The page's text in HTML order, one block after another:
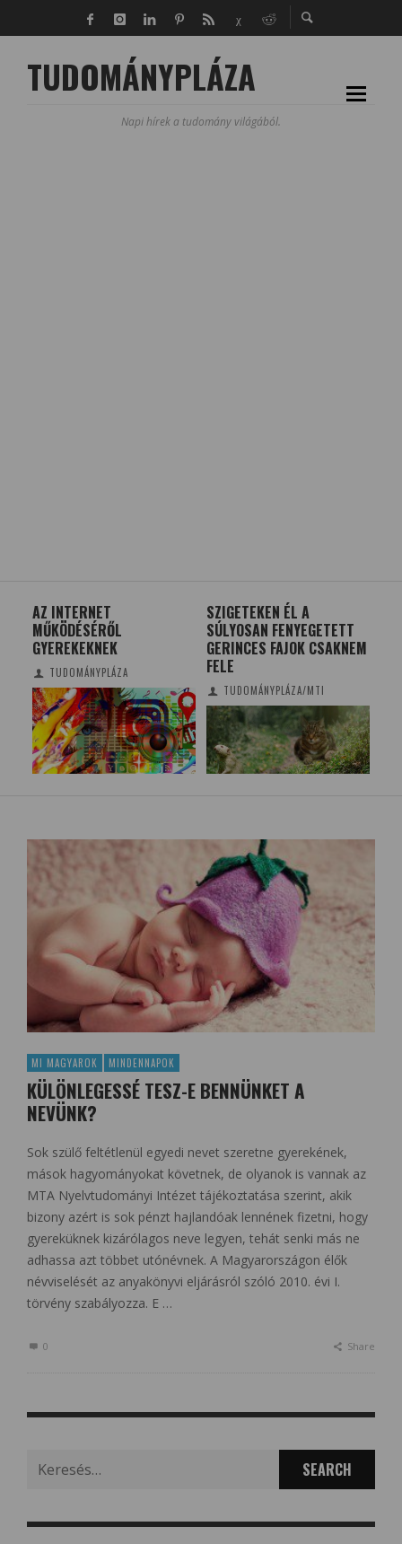
TUDOMÁNYPLÁZA
Napi hírek a tudomány világából.
AZ INTERNET
MŰKÖDÉSÉRŐL
GYEREKEKNEK
TUDOMÁNYPLÁZA
SZIGETEKEN ÉL A
SÚLYOSAN FENYEGETETT
GERINCES FAJOK CSAKNEM
FELE
TUDOMÁNYPLÁZA/MTI
MI MAGYAROK MINDENNAPOK
KÜLÖNLEGESSÉ TESZ-E BENNÜNKET A
NEVÜNK?
Sok szülő feltétlenül egyedi nevet szeretne gyerekének,
mások hagyományokat követnek, de olyanok is vannak az
MTA Nyelvtudományi Intézet tájékoztatása szerint, akik
bizony azért is sok pénzt hajlandóak lennének fizetni, hogy
gyereküknek kizárólagos neve legyen, tehát senki más ne
adhassa azt többet utónévnek. A Magyarországon élők
névviselését az anyakönyvi eljárásról szóló 2010. évi I.
törvény szabályozza. E …
0 Share